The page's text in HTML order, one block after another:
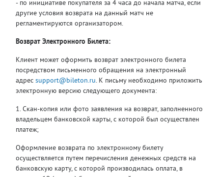
- по инициативе покупателя за 4 часа до начала матча, если
другие условия возврата на данный матч не
регламентируются организатором.
Возврат Электронного Билета:
Клиент может оформить возврат электронного билета
посредством письменного обращения на электронный
адрес support@bileton.ru. К письму необходимо приложить
электронную версию следующего документа:
1. Скан-копия или фото заявления на возврат, заполненного
владельцем банковской карты, с которой был осуществлен
платеж;
Оформление возврата по электронному билету
осуществляется путем перечисления денежных средств на
банковскую карту, с которой производилась оплата, в